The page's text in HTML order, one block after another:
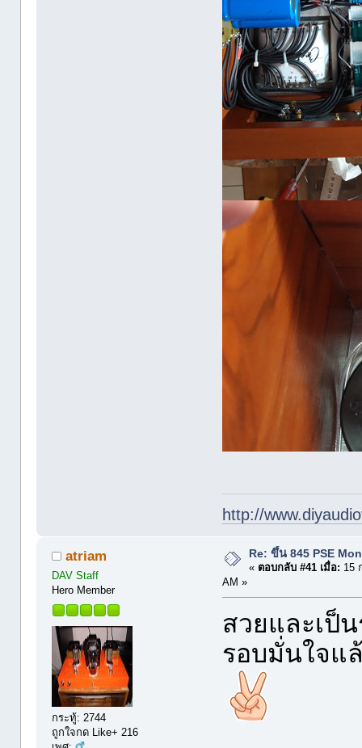
http://
atriam
DAV Staff
Hero Member
กระทู้: 2744
ถูกใจกด Like+ 216
Re: ขึ้น 845 PSE
« ตอบกลับ #41 เมื่อ: 15
AM »
สวยและเป็
รอบมั่นใจแ